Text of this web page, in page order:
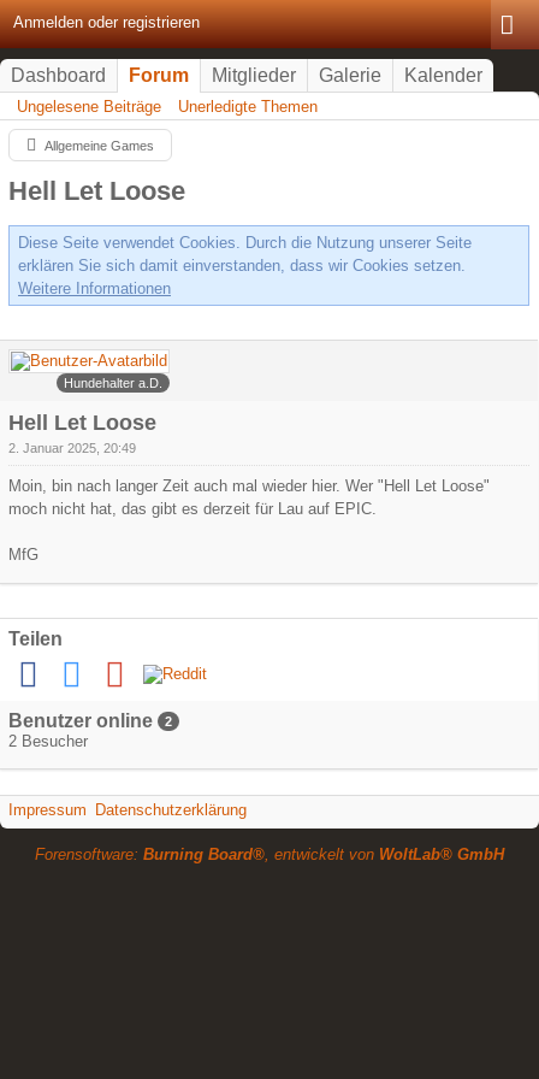
Anmelden oder registrieren
Dashboard Forum Mitglieder Galerie Kalender
Ungelesene Beiträge Unerledigte Themen
Allgemeine Games
Hell Let Loose
Diese Seite verwendet Cookies. Durch die Nutzung unserer Seite
erklären Sie sich damit einverstanden, dass wir Cookies setzen.
Weitere Informationen
Paralizer
Hundehalter a.D.
Hell Let Loose
2. Januar 2025, 20:49
Moin, bin nach langer Zeit auch mal wieder hier. Wer "Hell Let Loose"
moch nicht hat, das gibt es derzeit für Lau auf EPIC.
MfG
Teilen
Benutzer online 2
2 Besucher
Impressum Datenschutzerklärung
Forensoftware: Burning Board®, entwickelt von WoltLab® GmbH